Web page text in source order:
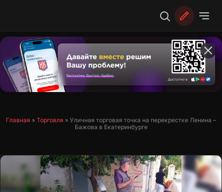
Главная » Торговля » Уличная торговая точка на перекрестке Ленина –
Бажова в Екатеринбурге